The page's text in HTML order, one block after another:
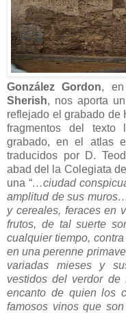
González Gordon, en
Sherish, nos aporta
reflejado el grabado de
fragmentos del texto
grabado, en el atlas
traducidos por D.
abad del la Colegiata
una “…ciudad
amplitud de sus
y cereales, feraces en
frutos, de tal suerte
cualquier tiempo,
en una perenne
variadas mieses y
vestidos del verdor de
encanto de quien los
famosos vinos que